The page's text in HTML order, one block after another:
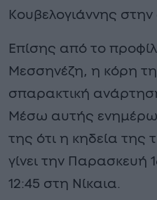
Κουβελογιάννης
Επίσης από το
Μεσσηνέζη, η κόρη
σπαρακτική
Μέσω αυτής
της ότι η κηδεία της
γίνει την Παρασκευή
12:45 στη Νίκαια.